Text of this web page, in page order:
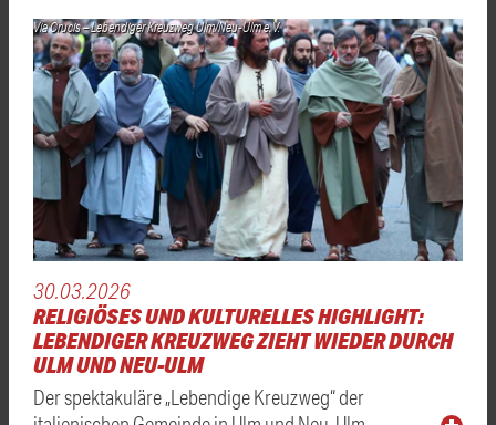
Via Crucis – Lebendiger Kreuzweg Ulm/Neu-Ulm e. V.
30.03.2026
RELIGIÖSES UND KULTURELLES HIGHLIGHT:
LEBENDIGER KREUZWEG ZIEHT WIEDER DURCH
ULM UND NEU-ULM
Der spektakuläre „Lebendige Kreuzweg“ der